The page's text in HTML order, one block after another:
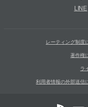
LINE
レーティング制度
著作権
ラ
利用者情報の外部送信